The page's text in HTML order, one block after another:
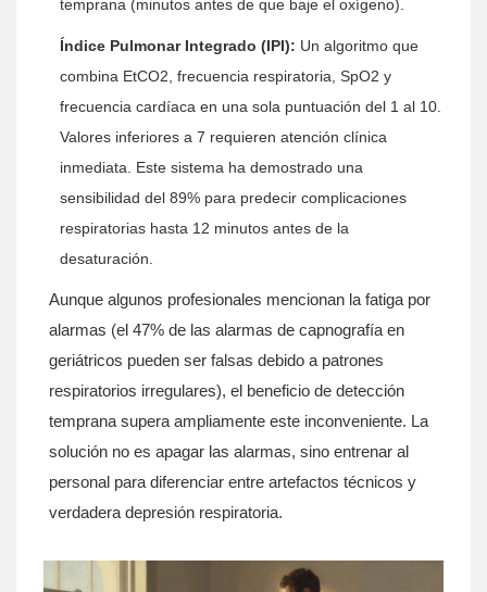
temprana (minutos antes de que baje el oxígeno).
Índice Pulmonar Integrado (IPI): Un algoritmo que
combina EtCO2, frecuencia respiratoria, SpO2 y
frecuencia cardíaca en una sola puntuación del 1 al 10.
Valores inferiores a 7 requieren atención clínica
inmediata. Este sistema ha demostrado una
sensibilidad del 89% para predecir complicaciones
respiratorias hasta 12 minutos antes de la
desaturación.
Aunque algunos profesionales mencionan la fatiga por
alarmas (el 47% de las alarmas de capnografía en
geriátricos pueden ser falsas debido a patrones
respiratorios irregulares), el beneficio de detección
temprana supera ampliamente este inconveniente. La
solución no es apagar las alarmas, sino entrenar al
personal para diferenciar entre artefactos técnicos y
verdadera depresión respiratoria.